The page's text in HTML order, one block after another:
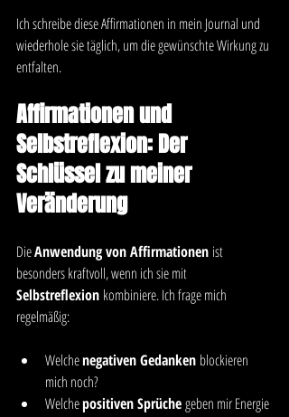
Ich schreibe diese Affirmationen in mein Journal und
wiederhole sie täglich, um die gewünschte Wirkung zu
entfalten.
Affirmationen und
Selbstreflexion: Der
Schlüssel zu meiner
Veränderung
Die Anwendung von Affirmationen ist
besonders kraftvoll, wenn ich sie mit
Selbstreflexion kombiniere. Ich frage mich
regelmäßig:
Welche negativen Gedanken blockieren
mich noch?
Welche positiven Sprüche geben mir Energie